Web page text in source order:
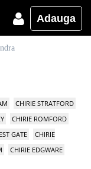
Adauga
CHIRIE STRATFORD
CHIRIE ROMFORD
GATE
CHIRIE
CHIRIE EDGWARE